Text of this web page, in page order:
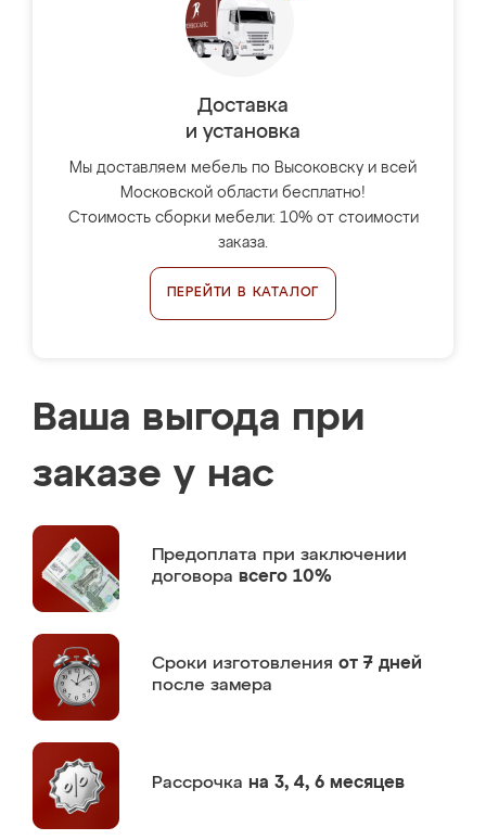
Доставка
и установка
Мы доставляем мебель по Высоковску и всей
Московской области бесплатно!
Стоимость сборки мебели: 10% от стоимости
заказа.
ПЕРЕЙТИ В КАТАЛОГ
Ваша выгода при
заказе у нас
Предоплата при заключении
договора всего 10%
Сроки изготовления от 7 дней
после замера
Рассрочка на 3, 4, 6 месяцев